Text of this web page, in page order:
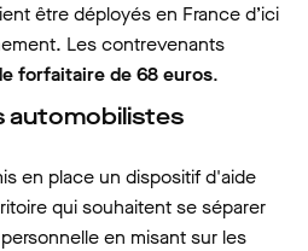
être déployés en France d’ici
Les contrevenants
forfaitaire de 68 euros.
automobilistes
en place un dispositif d'aide
qui souhaitent se séparer
en misant sur les